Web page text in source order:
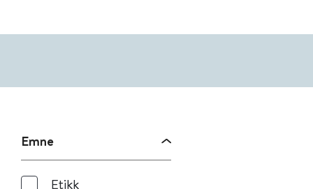
Emne
Etikk